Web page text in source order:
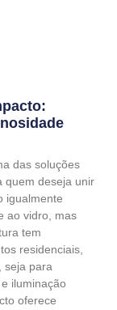
das soluções
quem deseja unir
igualmente
ao vidro, mas
tem
residenciais,
seja para
iluminação
oferece